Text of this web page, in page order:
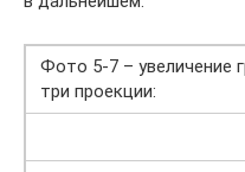
Фото 5-7 – увеличение
три проекции: